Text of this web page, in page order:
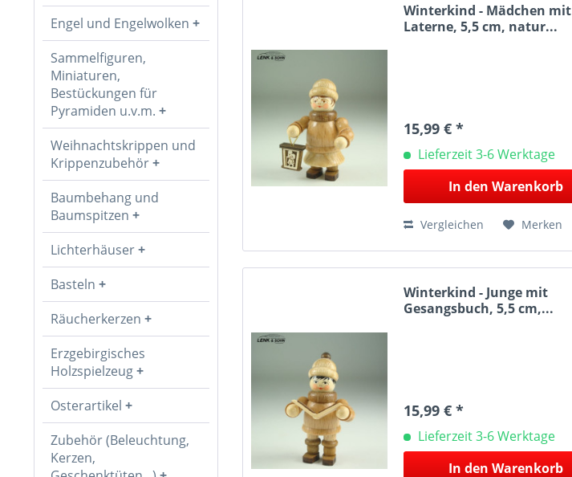
Engel und Engelwolken
Sammelfiguren,
Miniaturen,
Bestückungen für
Pyramiden u.v.m.
Weihnachtskrippen und
Krippenzubehör
Baumbehang und
Baumspitzen
Lichterhäuser
Basteln
Räucherkerzen
Erzgebirgisches
Holzspielzeug
Osterartikel
Zubehör (Beleuchtung,
Kerzen,
Winterkind - Mädchen mit
Laterne, 5,5 cm, natur...
15,99 € *
Lieferzeit 3-6 Werktage
In den Warenkorb
Vergleichen Merken
Winterkind - Junge mit
Gesangsbuch, 5,5 cm,...
15,99 € *
Lieferzeit 3-6 Werktage
In den Warenkorb